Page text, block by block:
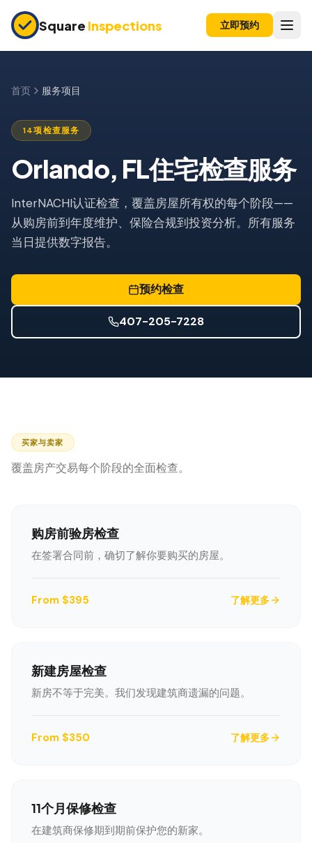
Square Inspections 立即预约
购房前检查
11个月保修检查
公寓检查
上市前检查
投资房产
专业服务
飓风后安全检查
热成像
LANGUAGE
English Português Español
首页 服务项目
14项检查服务
Orlando, FL住宅检查服务
InterNACHI认证检查，覆盖房屋所有权的每个阶段——
从购房前到年度维护、保险合规到投资分析。所有服务
当日提供数字报告。
预约检查
407-205-7228
买家与卖家
覆盖房产交易每个阶段的全面检查。
购房前验房检查
在签署合同前，确切了解你要购买的房屋。
From $395 了解更多
新建房屋检查
新房不等于完美。我们发现建筑商遗漏的问题。
From $350 了解更多
11个月保修检查
在建筑商保修期到期前保护您的新家。